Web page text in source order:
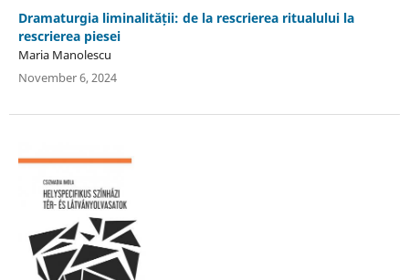
Dramaturgia liminalității: de la rescrierea ritualului la
rescrierea piesei
Maria Manolescu
November 6, 2024